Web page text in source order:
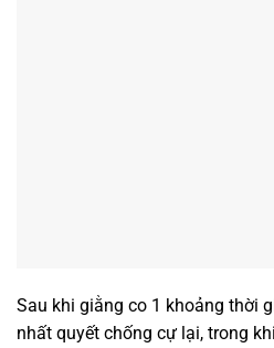
Sau khi giằng co 1 khoảng thời
nhất quyết chống cự lại, trong